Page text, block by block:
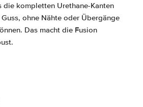
die kompletten Urethane-Kanten
ohne Nähte oder Übergänge
Das macht die Fusion